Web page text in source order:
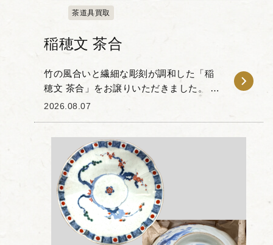
茶道具買取
稲穂文 茶合
竹の風合いと繊細な彫刻が調和した「稲
穂文 茶合」をお譲りいただきました。 本
作は竹の素材感を生かして作られた茶合
やふっくらとし...
2026.08.07